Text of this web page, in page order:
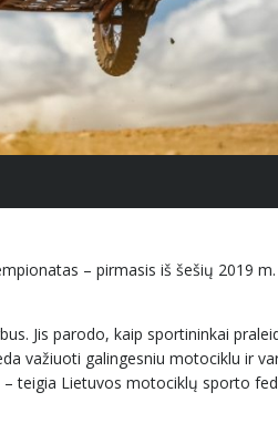
– pirmasis iš šešių 2019
Jis parodo, kaip sportininkai
važiuoti galingesniu motociklu ir
teigia Lietuvos motociklų sporto